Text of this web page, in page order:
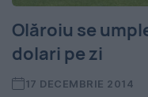
Olăroiu se
dolari pe zi
17 DECEMBRIE 2014